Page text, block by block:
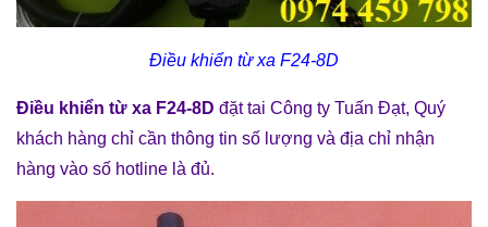
Điều khiển từ xa F24-8D
Điều khiển từ xa F24-8D đặt tai Công ty Tuấn Đạt, Quý
khách hàng chỉ cần thông tin số lượng và địa chỉ nhận
hàng vào số hotline là đủ.